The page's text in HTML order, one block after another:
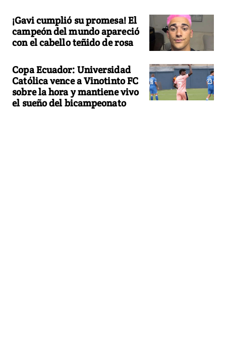
¡Gavi cumplió su promesa! El
campeón del mundo apareció
con el cabello teñido de rosa
Copa Ecuador: Universidad
Católica vence a Vinotinto FC
sobre la hora y mantiene vivo
el sueño del bicampeonato